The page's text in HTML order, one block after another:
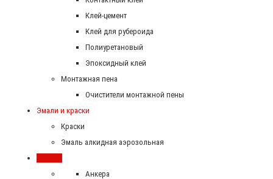
Клей-цемент
Клей для рубероида
Полиуретановый
Эпоксидный клей
Монтажная пена
Очистители монтажной пены
Эмали и краски
Краски
Эмаль алкидная аэрозольная
Анкера